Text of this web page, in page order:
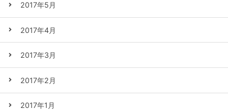
2017年5月
2017年4月
2017年3月
2017年2月
2017年1月